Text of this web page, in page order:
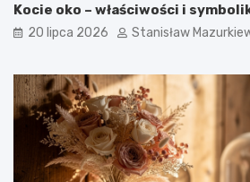
Kocie oko – właściwości i
20 lipca 2026 Stanisław